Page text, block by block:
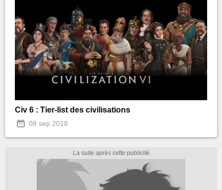
Civ 6 : Tier-list des civilisations
08 sep 2018